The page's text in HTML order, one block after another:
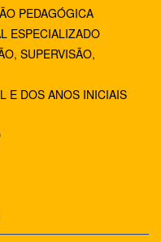
PEDAGÓGICA
ESPECIALIZADO
SUPERVISÃO,
E DOS ANOS INICIAIS